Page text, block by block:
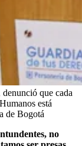
que cada
está
de Bogotá
no